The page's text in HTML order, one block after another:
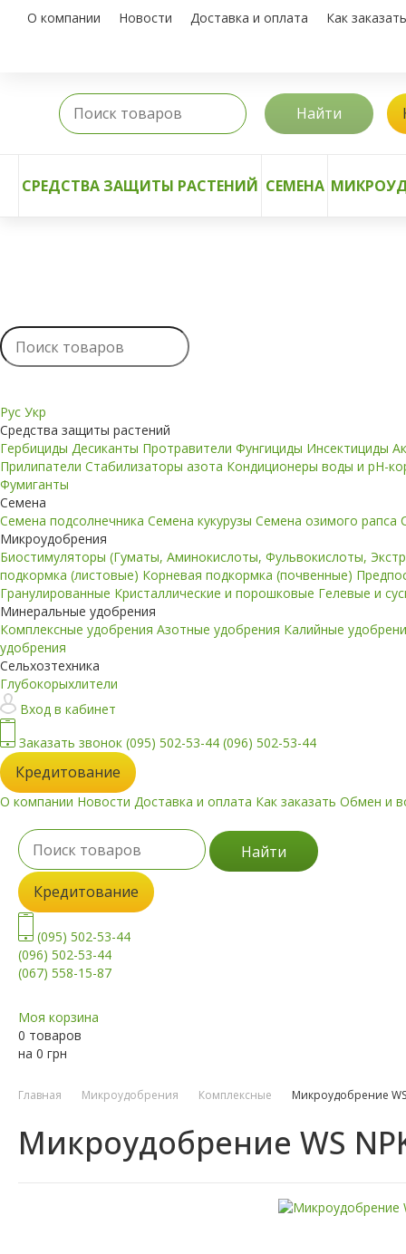
О компании Новости Доставка и оплата Как заказать
Найти
СРЕДСТВА ЗАЩИТЫ РАСТЕНИЙ СЕМЕНА
Рус Укр
Средства защиты растений
Гербициды Десиканты Протравители Фунгициды Инсектициды
Прилипатели Стабилизаторы азота Кондиционеры воды и pH-
Фумиганты
Семена
Семена подсолнечника Семена кукурузы Семена озимого рапса
Микроудобрения
Биостимуляторы (Гуматы, Аминокислоты, Фульвокислоты,
подкормка (листовые) Корневая подкормка (почвенные)
Гранулированные Кристаллические и порошковые Гелевые и
Минеральные удобрения
Комплексные удобрения Азотные удобрения Калийные
удобрения
Сельхозтехника
Глубокорыхлители
Вход в кабинет
Заказать звонок (095) 502-53-44 (096) 502-53-44
Кредитование
О компании Новости Доставка и оплата Как заказать Обмен и
Найти
Кредитование
(095) 502-53-44
(096) 502-53-44
(067) 558-15-87
Моя корзина
0 товаров
на 0 грн
Главная Микроудобрения Комплексные Микроудобрение WS
Микроудобрение WS